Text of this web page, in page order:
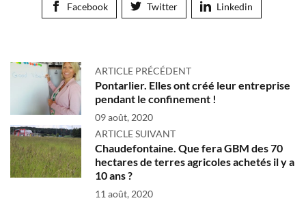
Facebook Twitter Linkedin
ARTICLE PRÉCÉDENT
Pontarlier. Elles ont créé leur entreprise
pendant le confinement !
09 août, 2020
ARTICLE SUIVANT
Chaudefontaine. Que fera GBM des 70
hectares de terres agricoles achetés il y a
10 ans ?
11 août, 2020